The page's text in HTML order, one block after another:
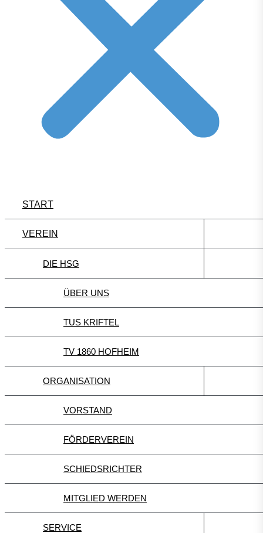
START
VEREIN
DIE HSG
ÜBER UNS
TUS KRIFTEL
TV 1860 HOFHEIM
ORGANISATION
VORSTAND
FÖRDERVEREIN
SCHIEDSRICHTER
MITGLIED WERDEN
SERVICE